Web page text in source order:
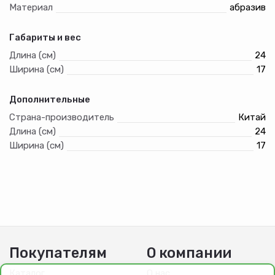
— водостойкость.
Материал
абразив
Габариты и вес
Длина (см)
24
Ширина (см)
17
Дополнительные
Страна-производитель
Китай
Длина (см)
24
Ширина (см)
17
Покупателям О компании